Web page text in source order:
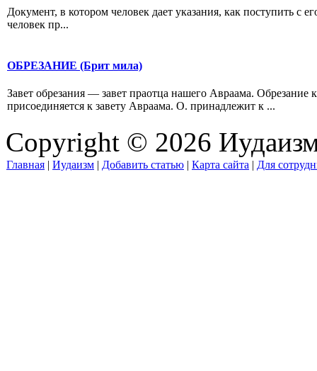
Документ, в котором человек дает указания, как поступить с
человек пр...
ОБРЕЗАНИЕ (Брит мила)
Завет обрезания — завет праотца нашего Авраама.
присоединяется к завету Авраама. О. принадлежит к ...
Copyright © 2026
Главная | Иудаизм | Добавить статью | Карта сайта | Для